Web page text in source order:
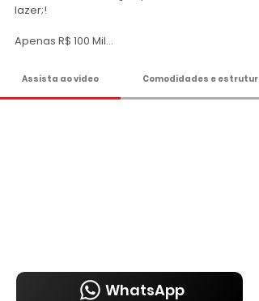
lazer;!
Apenas R$ 100 Mil
Aceita 50% de entrada e saldo em 25
parcelas mensais, estuda carro como
parte de pagamento.
Assista ao vídeo Comodidades e estrutura
WhatsApp